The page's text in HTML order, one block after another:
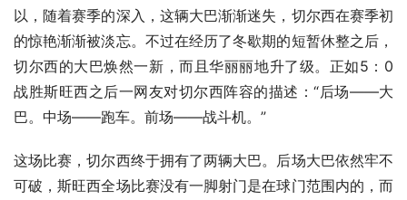
以，随着赛季的深入，这辆大巴渐渐迷失，切尔西在赛季初
的惊艳渐渐被淡忘。不过在经历了冬歇期的短暂休整之后，
切尔西的大巴焕然一新，而且华丽丽地升了级。正如5：0
战胜斯旺西之后一网友对切尔西阵容的描述：“后场——大
巴。中场——跑车。前场——战斗机。”
这场比赛，切尔西终于拥有了两辆大巴。后场大巴依然牢不
可破，斯旺西全场比赛没有一脚射门是在球门范围内的，而